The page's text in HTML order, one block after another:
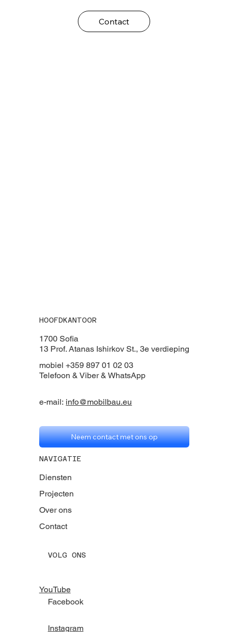
Contact
HOOFDKANTOOR
1700 Sofia
13 Prof. Atanas Ishirkov St., 3e verdieping
mobiel +359 897 01 02 03
Telefoon & Viber & WhatsApp
e-mail: info@mobilbau.eu
Neem contact met ons op
NAVIGATIE
Diensten
Projecten
Over ons
Contact
VOLG ONS
Facebook
YouTube
Instagram